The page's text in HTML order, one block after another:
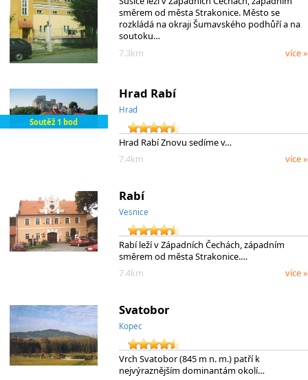
směrem od města Strakonice. Město se
rozkládá na okraji Šumavského podhůří a na
soutoku…
7.3km
více »
Soutěž 1 bod
Hrad Rabí
Hrad
Hrad Rabí Znovu sedíme v…
7.4km
více »
Rabí
Vesnice
Rabí leží v Západních Čechách, západním
směrem od města Strakonice.…
7.4km
více »
Svatobor
Kopec
Vrch Svatobor (845 m n. m.) patří k
nejvýraznějším dominantám okolí…